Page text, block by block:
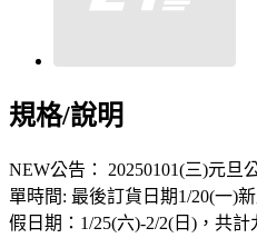
規格/說明
NEW公告： 20250101(三)元旦
單時間: 最後訂貨日期1/20(一)
假日期：1/25(六)-2/2(日)，共